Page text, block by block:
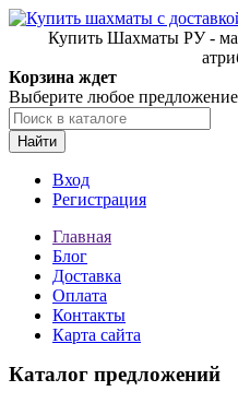
Купить Шахматы РУ -
Корзина ждет
Выберите любое предложение
Найти
Вход
Регистрация
Главная
Блог
Доставка
Оплата
Контакты
Карта сайта
Каталог предложений